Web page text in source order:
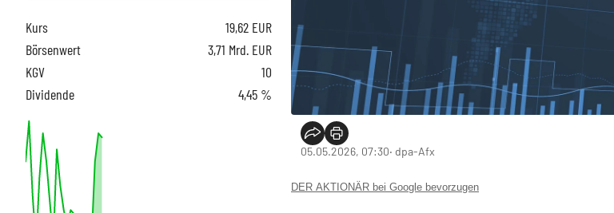
05.05.2026, 07:30‧ dpa-Afx
DER AKTIONÄR bei Google bevorzugen
Kurs 19,62 EUR
Börsenwert
3,71 Mrd. EUR
KGV
10
Dividende
4,45 %